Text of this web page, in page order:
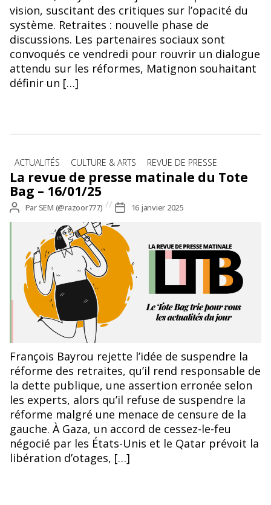
vision, suscitant des critiques sur l’opacité du
système. Retraites : nouvelle phase de
discussions. Les partenaires sociaux sont
convoqués ce vendredi pour rouvrir un dialogue
attendu sur les réformes, Matignon souhaitant
définir un […]
Catégories
ACTUALITÉS CULTURE & ARTS REVUE DE PRESSE
La revue de presse matinale du Tote
Bag – 16/01/25
Auteur
ParSEM (@razoor777)
Date
l’article
16 janvier 2025
François Bayrou rejette l’idée de suspendre la
réforme des retraites, qu’il rend responsable de
la dette publique, une assertion erronée selon
les experts, alors qu’il refuse de suspendre la
réforme malgré une menace de censure de la
gauche. À Gaza, un accord de cessez-le-feu
négocié par les États-Unis et le Qatar prévoit la
libération d’otages, […]